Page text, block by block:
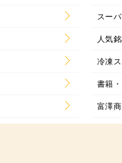
スー
人気
冷凍
書籍
富澤